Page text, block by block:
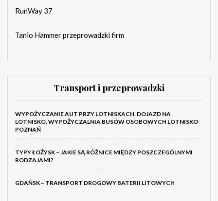
RunWay 37
Tanio Hammer przeprowadzki firm
Transport i przeprowadzki
WYPOŻYCZANIE AUT PRZY LOTNISKACH. DOJAZD NA
LOTNISKO, WYPOŻYCZALNIA BUSÓW OSOBOWYCH LOTNISKO
POZNAŃ
TYPY ŁOŻYSK – JAKIE SĄ RÓŻNICE MIĘDZY POSZCZEGÓLNYMI
RODZAJAMI?
GDAŃSK – TRANSPORT DROGOWY BATERII LITOWYCH